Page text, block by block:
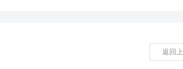
分行业务部经理兼省级高级内训师，负责行内的营
返回